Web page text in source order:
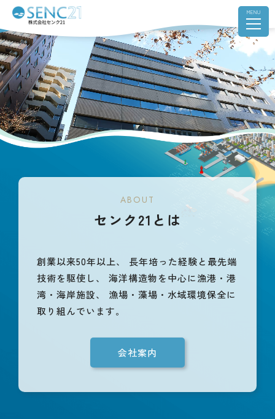
ABOUT
センク21とは
創業以来50年以上、
長年培った経験と最先端
技術を駆使し、
海洋構造物を中心に漁港・港
湾・海岸施設、
漁場・藻場・水域環境保全に
取り組んでいます。
会社案内